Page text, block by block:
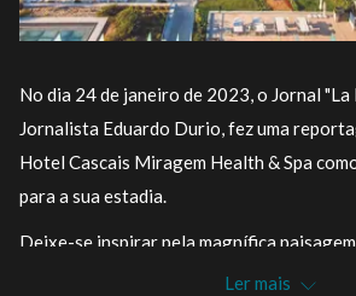
No dia 24 de janeiro de 2023, o Jornal "La
Jornalista Eduardo Durio, fez uma
Hotel Cascais Miragem Health & Spa
para a sua estadia.
Deixe-se inspirar pela magnífica
num destino verdadeiramente único como
Ler mais